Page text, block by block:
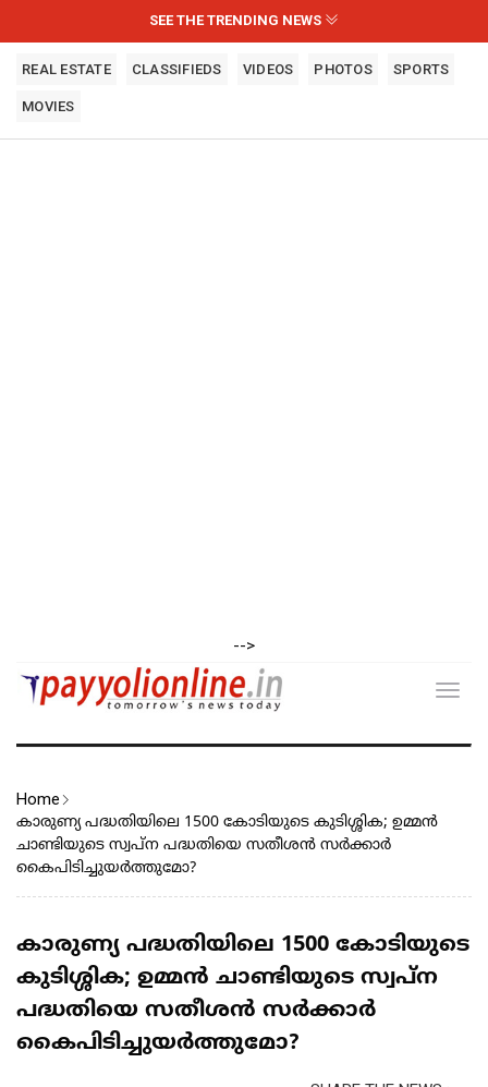
SEE THE TRENDING NEWS
REAL ESTATE CLASSIFIEDS VIDEOS PHOTOS SPORTS
MOVIES
-->
Home
കാരുണ്യ പദ്ധതിയിലെ 1500 കോടിയുടെ കുടിശ്ശിക; ഉമ്മൻ
ചാണ്ടിയുടെ സ്വപ്ന പദ്ധതിയെ സതീശൻ സർക്കാർ
കൈപിടിച്ചുയർത്തുമോ?
കാരുണ്യ പദ്ധതിയിലെ 1500 കോടിയുടെ
കുടിശ്ശിക; ഉമ്മൻ ചാണ്ടിയുടെ സ്വപ്ന
പദ്ധതിയെ സതീശൻ സർക്കാർ
കൈപിടിച്ചുയർത്തുമോ?